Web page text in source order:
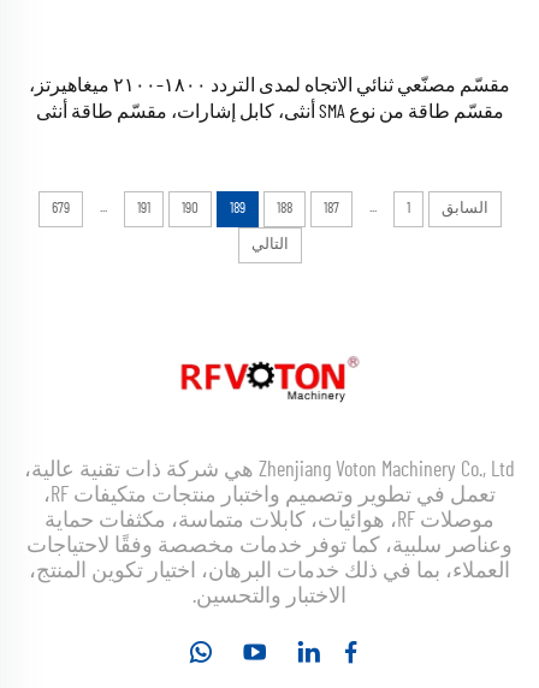
مقسّم مصنّعي ثنائي الاتجاه لمدى التردد ١٨٠٠–٢١٠٠ ميغاهيرتز،
مقسّم طاقة من نوع SMA أنثى، كابل إشارات، مقسّم طاقة أنثى
السابق 1
...
187
188
189
190
191
...
679
التالي
Zhenjiang Voton Machinery Co., Ltd هي شركة ذات تقنية عالية،
تعمل في تطوير وتصميم واختبار منتجات متكيفات RF،
موصلات RF، هوائيات، كابلات متماسة، مكثفات حماية
وعناصر سلبية، كما توفر خدمات مخصصة وفقًا لاحتياجات
العملاء، بما في ذلك خدمات البرهان، اختيار تكوين المنتج،
الاختبار والتحسين.